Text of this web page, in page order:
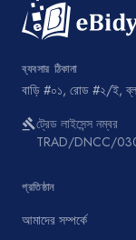
ব্যবসার ঠিকানা
বাড়ি #০১, রোড #২/ই, ব্লক
gavelট্রেড লাইসেন্স নম্বর
TRAD/DNCC/
প্রতিষ্ঠান
আমাদের সম্পর্কে